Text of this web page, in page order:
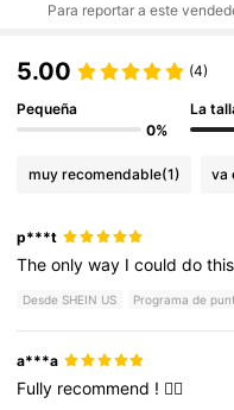
Para reportar a este
5.00 (4)
Pequeña
0%
La
muy recomendable(1) va
p***t
Theonlyway Icoulddo
Desde SHEIN US Programa de
a***a
Fully recommend ! 👍🏻